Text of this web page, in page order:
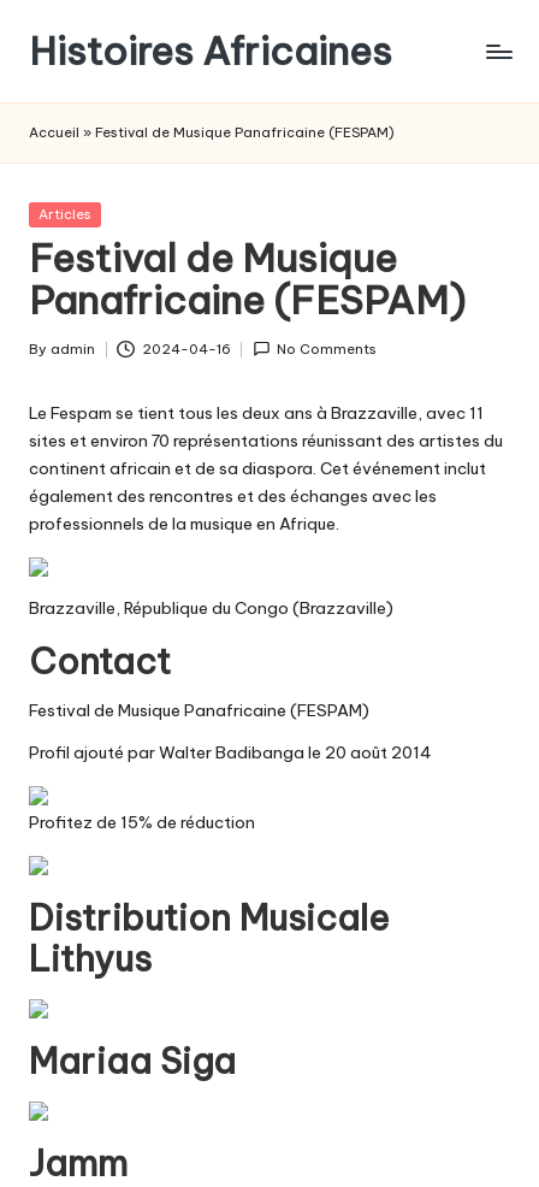
Histoires Africaines
Accueil » Festival de Musique Panafricaine (FESPAM)
Posted
Articles
Festival de Musique
Panafricaine (FESPAM)
Posted
By admin 2024-04-16 No Comments
Le Fespam se tient tous les deux ans à Brazzaville, avec 11
sites et environ 70 représentations réunissant des artistes du
continent africain et de sa diaspora. Cet événement inclut
également des rencontres et des échanges avec les
professionnels de la musique en Afrique.
Brazzaville, République du Congo (Brazzaville)
Contact
Festival de Musique Panafricaine (FESPAM)
Profil ajouté par Walter Badibanga le 20 août 2014
Profitez de 15% de réduction
Distribution Musicale
Lithyus
Mariaa Siga
Jamm